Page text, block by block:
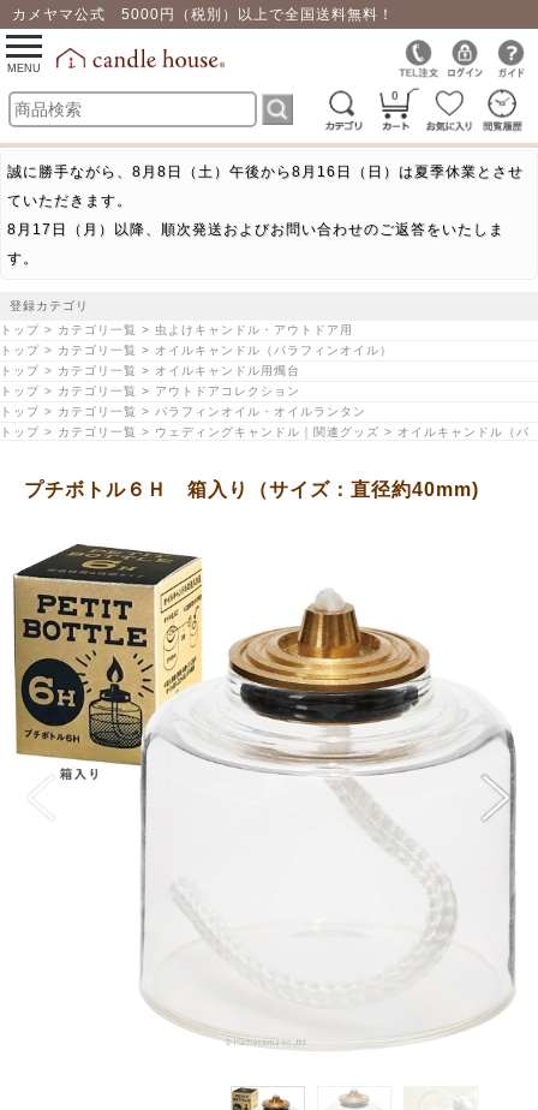
カメヤマ公式 5000円（税別）以上で全国送料無料！
0
toggle
navigation
MENU
誠に勝手ながら、8月8日（土）午後から8月16日（日）は夏季休業とさせ
ていただきます。
8月17日（月）以降、順次発送およびお問い合わせのご返答をいたしま
す。
登録カテゴリ
トップ > カテゴリ一覧 > 虫よけキャンドル・アウトドア用
トップ > カテゴリ一覧 > オイルキャンドル（パラフィンオイル）
トップ > カテゴリ一覧 > オイルキャンドル用燭台
トップ > カテゴリ一覧 > アウトドアコレクション
トップ > カテゴリ一覧 > パラフィンオイル・オイルランタン
トップ > カテゴリ一覧 > ウェディングキャンドル｜関連グッズ > オイルキャンドル（パ
プチボトル６Ｈ 箱入り（サイズ：直径約40mm)